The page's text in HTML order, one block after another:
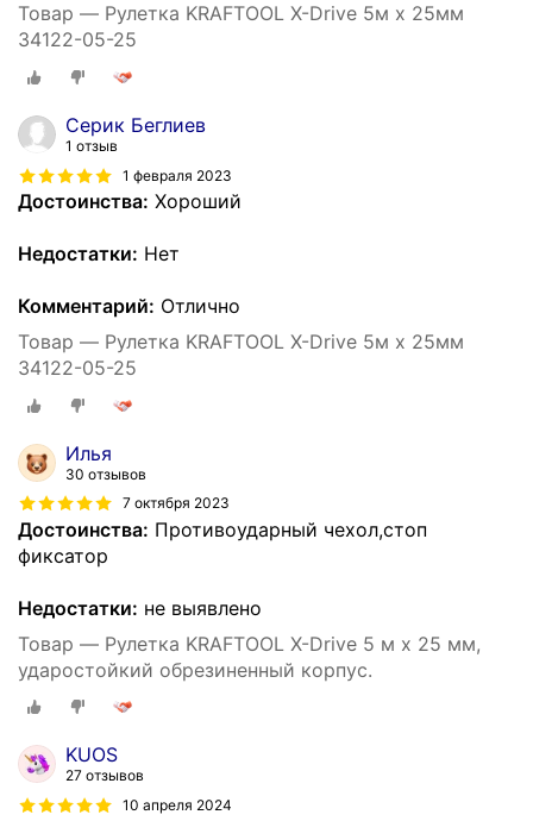
Товар — Рулетка KRAFTOOL X-Drive 5м х 25мм
34122-05-25
Серик Беглиев
1 отзыв
1 февраля 2023
Достоинства: Хороший
Недостатки: Нет
Комментарий: Отлично
Товар — Рулетка KRAFTOOL X-Drive 5м х 25мм
34122-05-25
Илья
30 отзывов
7 октября 2023
Достоинства: Противоударный чехол,стоп
фиксатор
Недостатки: не выявлено
Товар — Рулетка KRAFTOOL X-Drive 5 м х 25 мм,
ударостойкий обрезиненный корпус.
KUOS
27 отзывов
10 апреля 2024